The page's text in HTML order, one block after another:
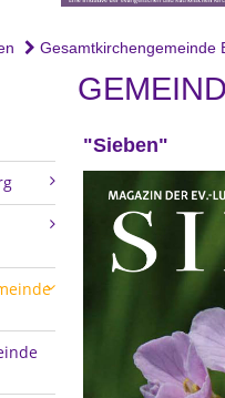
Gesamtkirchengemeinde
"Sieben"